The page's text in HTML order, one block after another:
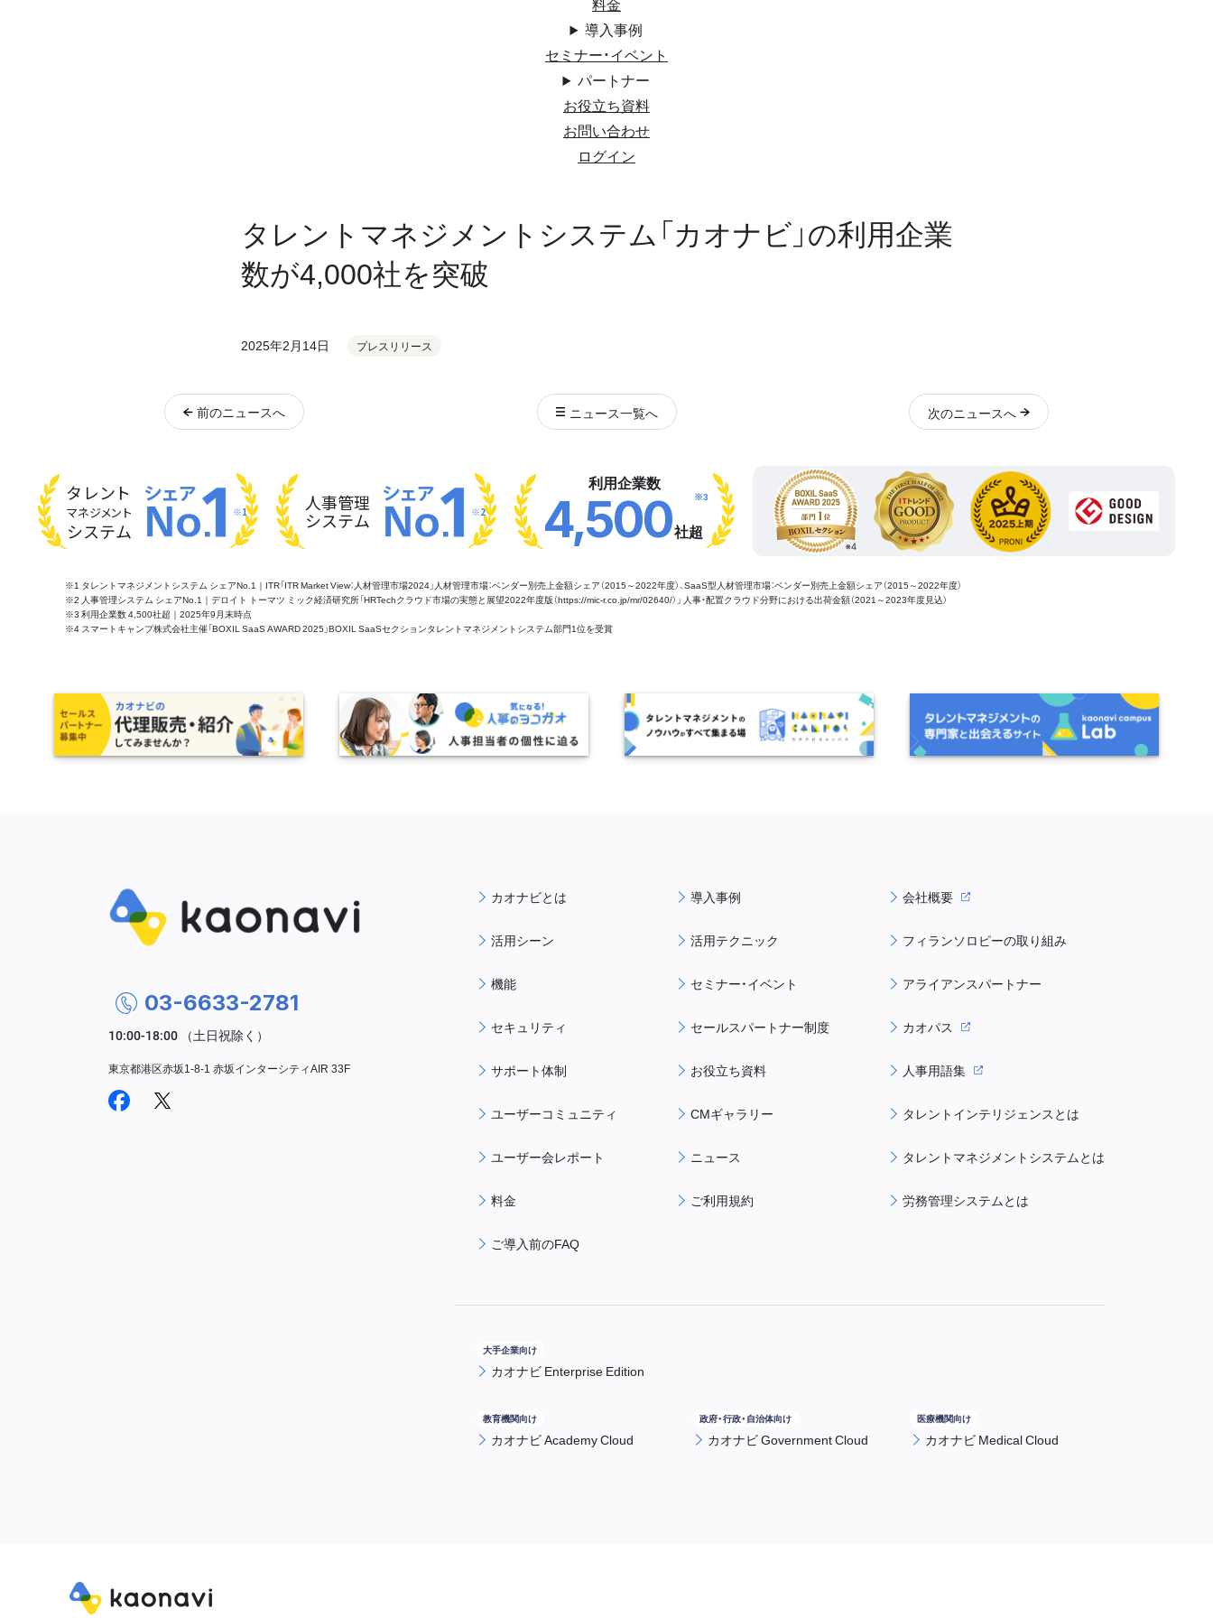
導入事例
セミナー・イベント
パートナー
お役立ち資料
お問い合わせ
ログイン
タレントマネジメントシステム「カオナビ」の利用企業
数が4,000社を突破
2025年2月14日 プレスリリース
前のニュースへ ニュース一覧へ 次のニュースへ
タレント
マネジメント
システム
※1 人事管理
システム ※2
利用企業数
4,500社超
※3
※1 タレントマネジメントシステム シェアNo.1｜ITR「ITR Market View：人材管理市場2024」人材管理市場：ベンダー別売上金額シェア（2015～2022年度）、SaaS型人材管理市場：ベンダー別売上金額シェア（2015～2022年度）
※2 人事管理システム シェアNo.1｜デロイト トーマツ ミック経済研究所「HRTechクラウド市場の実態と展望2022年度版（https://mic-r.co.jp/mr/02640/）」 人事・配置クラウド分野における出荷金額（2021～2023年度見込）
※3 利用企業数 4,500社超｜2025年9月末時点
※4 スマートキャンプ株式会社主催「BOXIL SaaS AWARD 2025」BOXIL SaaSセクションタレントマネジメントシステム部門1位を受賞
カオナビとは
活用シーン
機能
セキュリティ
サポート体制
ユーザーコミュニティ
ユーザー会レポート
料金
ご導入前のFAQ
導入事例
活用テクニック
セミナー・イベント
セールスパートナー制度
お役立ち資料
CMギャラリー
ニュース
ご利用規約
会社概要
フィランソロピーの取り組み
アライアンスパートナー
カオパス
人事用語集
タレントインテリジェンスとは
タレントマネジメントシステムとは
労務管理システムとは
カオナビ Enterprise Edition
カオナビ Academy Cloud カオナビ Government Cloud カオナビ Medical Cloud
03-6633-2781
東京都港区赤坂1-8-1 赤坂インターシティAIR 33F